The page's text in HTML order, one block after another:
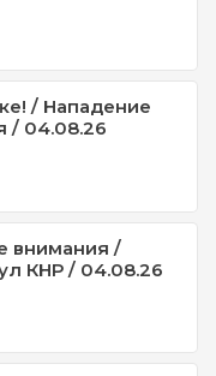
/ Нападение
/ 04.08.26
внимания /
КНР / 04.08.26